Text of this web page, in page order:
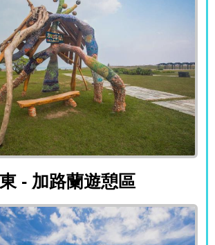
臺東 - 加路蘭遊憩區
- 加路蘭遊憩區